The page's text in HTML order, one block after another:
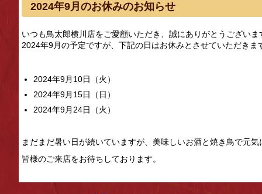
2024年9月のお休みのお知らせ
いつも鳥太郎横川店をご愛顧いただき、誠にありがとうございま
2024年9月の予定ですが、下記の日はお休みとさせていただきま
2024年9月10日（火）
2024年9月15日（日）
2024年9月24日（火）
まだまだ暑い日が続いていますが、美味しいお酒と焼き鳥で元
皆様のご来店をお待ちしております。